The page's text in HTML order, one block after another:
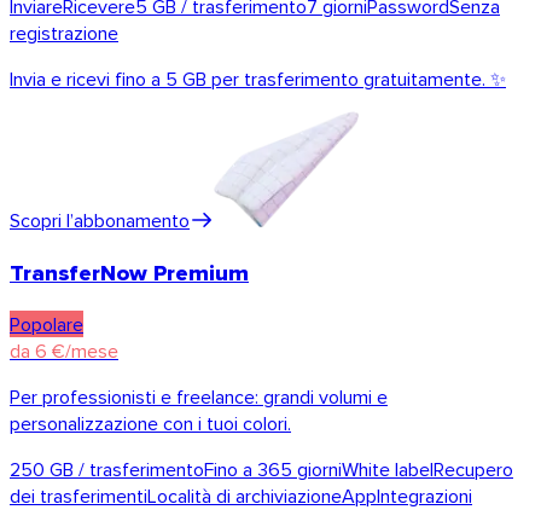
Android
Estensioni
InviareRicevere5 GB / trasferimento7 giorniPasswordSenza
registrazione
Invia e ricevi fino a 5 GB per trasferimento gratuitamente. ✨
Scopri l’abbonamento
TransferNow Premium
Popolare
da 6 €/mese
Per professionisti e freelance: grandi volumi e
personalizzazione con i tuoi colori.
250 GB / trasferimentoFino a 365 giorniWhite labelRecupero
dei trasferimentiLocalità di archiviazioneAppIntegrazioni